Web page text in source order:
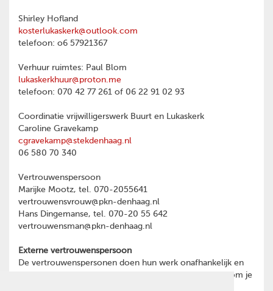
Shirley Hofland
kosterlukaskerk@outlook.com
telefoon: o6 57921367
Verhuur ruimtes: Paul Blom
lukaskerkhuur@proton.me
telefoon: 070 42 77 261 of 06 22 91 02 93
Coordinatie vrijwilligerswerk Buurt en Lukaskerk
Caroline Gravekamp
cgravekamp@stekdenhaag.nl
06 580 70 340
Vertrouwenspersoon
Marijke Mootz, tel. 070-2055641
vertrouwensvrouw@pkn-denhaag.nl
Hans Dingemanse, tel. 070-20 55 642
vertrouwensman@pkn-denhaag.nl
Externe vertrouwenspersoon
De vertrouwenspersonen doen hun werk onafhankelijk en
hebben geheimhoudingsplicht. Heb je een reden waarom je